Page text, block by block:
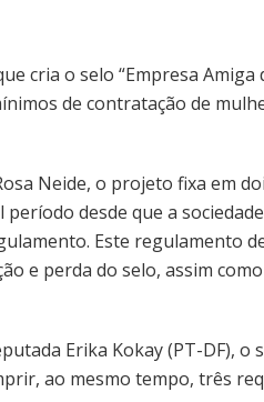
cria o selo “Empresa Amiga
de contratação de
Neide, o projeto fixa em
desde que a
Este regulamento
e perda do selo, assim
Erika Kokay (PT-DF), o
ao mesmo tempo, três